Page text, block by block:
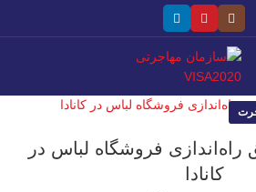
فروشگاه لباس در
کانادا